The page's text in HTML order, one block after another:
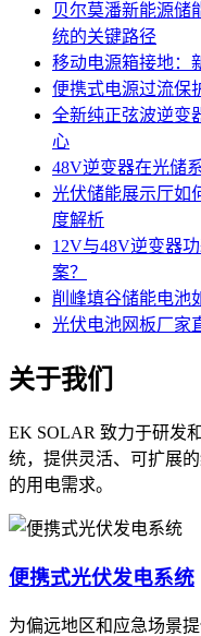
贝尔莫潘新能源储
统的关键路径
移动电源箱接地：
便携式电源过流保
全新纯正弦波逆变
心
48V逆变器在光储
光伏储能展示厅如
度解析
12V与48V逆变器
案？
削峰填谷储能电池
光伏电池网板厂家
关于我们
EK SOLAR 致力于研发
统，提供灵活、可扩展
的用电需求。
便携式光伏发电系统
为偏远地区和应急场景